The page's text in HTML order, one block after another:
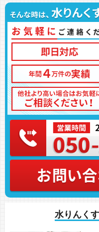
水りんく